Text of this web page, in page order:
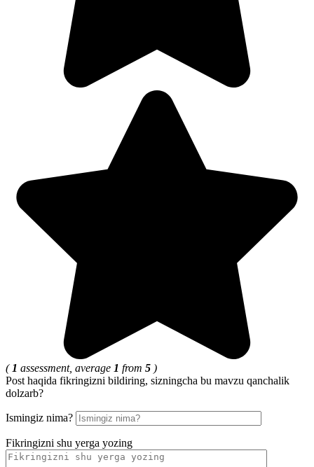
( 1 assessment, average 1 from 5 )
Post haqida fikringizni bildiring, sizningcha bu mavzu qanchalik
dolzarb?
Ismingiz nima?
Fikringizni shu yerga yozing